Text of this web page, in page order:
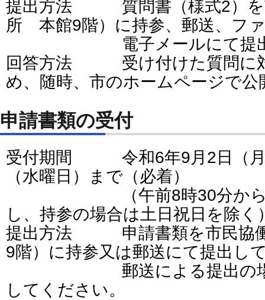
提出方法 質問書（様式2）を
所 本館9階）に持参、郵送、フ
電子メールにて提出し
回答方法 受け付けた質問に対
め、随時、市のホームページで
申請書類の受付
受付期間 令和6年9月2日（月
（水曜日）まで（必着）
（午前8時30分から午
し、持参の場合は土日祝日を除く
提出方法 申請書類を市民協
9階）に持参又は郵送にて提出し
郵送による提出の場合
してください。